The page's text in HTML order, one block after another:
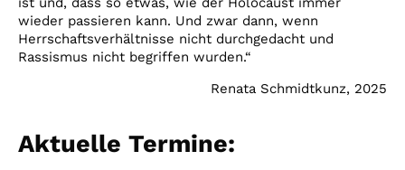
wieder passieren kann. Und zwar dann, wenn
Herrschaftsverhältnisse nicht durchgedacht und
Rassismus nicht begriffen wurden.“
Renata Schmidtkunz, 2025
Aktuelle Termine: